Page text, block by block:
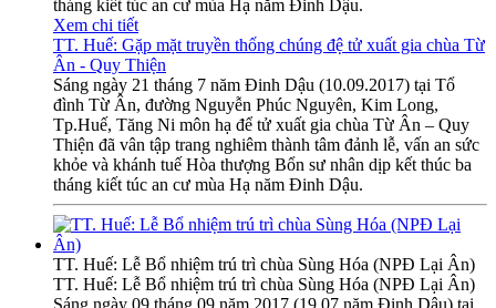
tháng kiết túc an cư mùa Hạ năm Đinh Dậu.
Xem chi tiết
TT. Huế: Gặp mặt truyền thống chúng đệ tử xuất gia chùa Từ
Ân - Quy Thiện
Sáng ngày 21 tháng 7 năm Đinh Dậu (10.09.2017) tại Tổ
đình Từ Ân, đường Nguyễn Phúc Nguyên, Kim Long,
Tp.Huế, Tăng Ni môn hạ để tử xuất gia chùa Từ Ân – Quy
Thiện đã vân tập trang nghiêm thành tâm đảnh lễ, vấn an sức
khỏe và khánh tuế Hòa thượng Bổn sư nhân dịp kết thúc ba
tháng kiết túc an cư mùa Hạ năm Đinh Dậu.
TT. Huế: Lễ Bổ nhiệm trú trì chùa Sùng Hóa (NPĐ Lại Ân)
TT. Huế: Lễ Bổ nhiệm trú trì chùa Sùng Hóa (NPĐ Lại Ân)